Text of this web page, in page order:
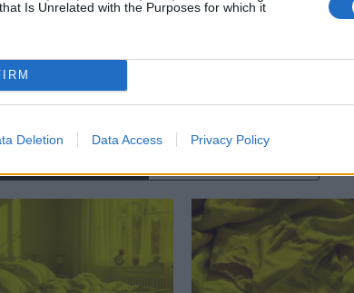
Is Unrelated with the Purposes for which it
Deletion Data Access Privacy Policy
RELATED ARTICLES MORE FROM AUTHOR